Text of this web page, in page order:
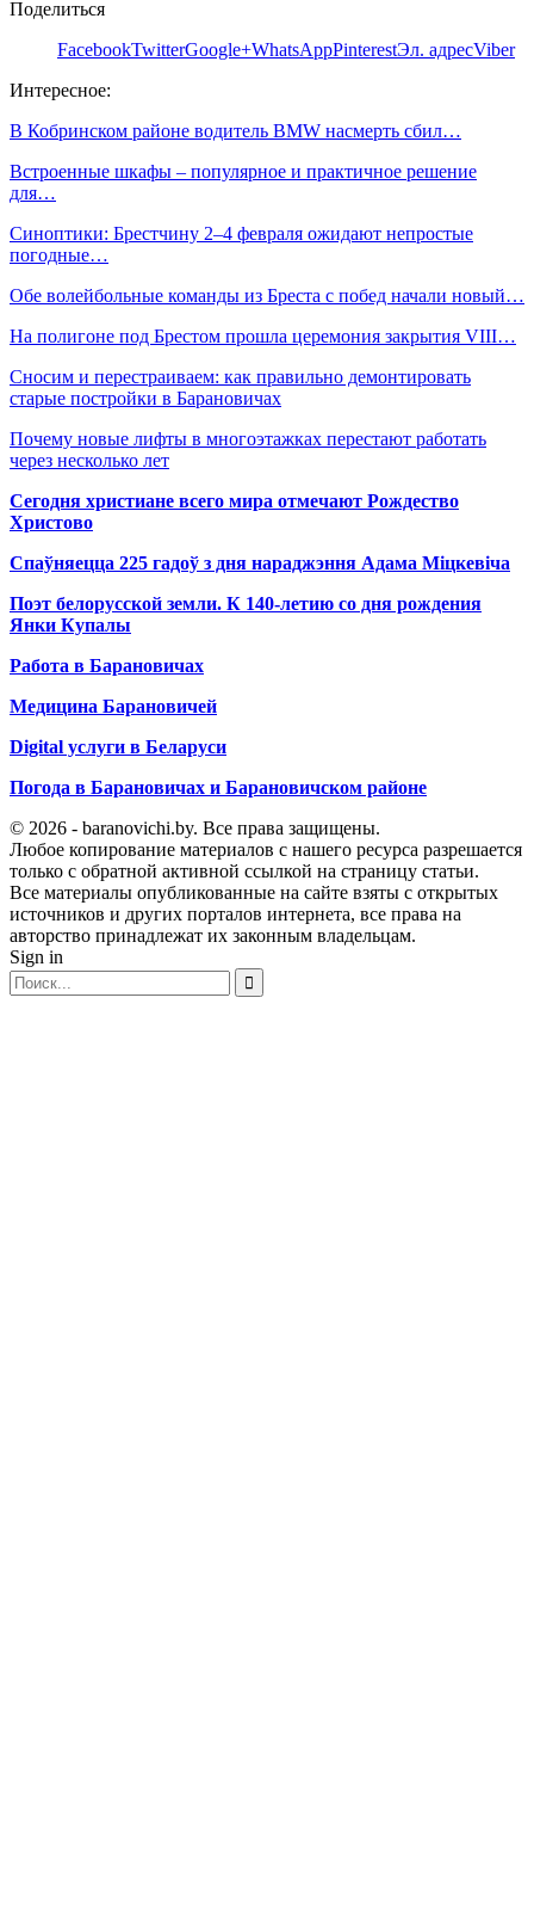
Поделиться
FacebookTwitterGoogle+WhatsAppPinterestЭл. адресViber
Интересное:
В Кобринском районе водитель BMW насмерть сбил…
Встроенные шкафы – популярное и практичное решение
для…
Синоптики: Брестчину 2–4 февраля ожидают непростые
погодные…
Обе волейбольные команды из Бреста с побед начали новый…
На полигоне под Брестом прошла церемония закрытия VIII…
Сносим и перестраиваем: как правильно демонтировать
старые постройки в Барановичах
Почему новые лифты в многоэтажках перестают работать
через несколько лет
Сегодня христиане всего мира отмечают Рождество
Христово
Спаўняецца 225 гадоў з дня нараджэння Адама Міцкевіча
Поэт белорусской земли. К 140-летию со дня рождения
Янки Купалы
Работа в Барановичах
Медицина Барановичей
Digital услуги в Беларуси
Погода в Барановичах и Барановичском районе
© 2026 - baranovichi.by. Все права защищены.
Любое копирование материалов с нашего ресурса разрешается
только с обратной активной ссылкой на страницу статьи.
Все материалы опубликованные на сайте взяты с открытых
источников и других порталов интернета, все права на
авторство принадлежат их законным владельцам.
Sign in